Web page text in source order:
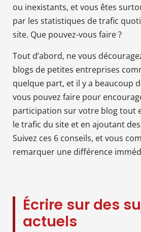
ou inexistants, et vous êtes
par les statistiques de trafic
site. Que pouvez-vous faire ?
Tout d’abord, ne vous
blogs de petites entreprises
quelque part, et il y a beaucoup
vous pouvez faire pour
participation sur votre blog tout
le trafic du site et en ajoutant
Suivez ces 6 conseils, et vous
remarquer une différence
Écrire sur des
actuels